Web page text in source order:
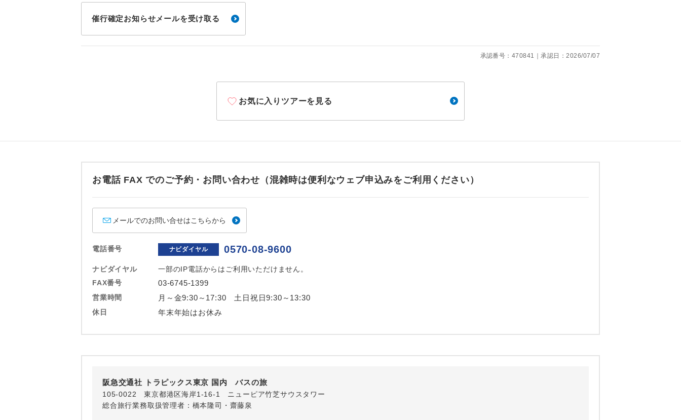
催行確定お知らせメールを受け取る
承認番号：470841｜承認日：2026/07/07
お気に入りツアーを見る
お電話 FAX でのご予約・お問い合わせ（混雑時は便利なウェブ申込みをご利用ください）
メールでのお問い合せはこちらから
電話番号 ナビダイヤル 0570-08-9600
ナビダイヤル
一部のIP電話からはご利用いただけません。
FAX番号
03-6745-1399
営業時間 月～金9:30～17:30 土日祝日9:30～13:30
休日 年末年始はお休み
阪急交通社 トラピックス東京 国内 バスの旅
105-0022 東京都港区海岸1-16-1 ニューピア竹芝サウスタワー
総合旅行業務取扱管理者：橋本隆司・齋藤泉
1名様催行
2名様催行
おひとり様参加限定 おひとり様限定でご参加いただけるコースです。
女性限定
年齢制限あり ご参加にあたり年齢に制限があるコースです。
利用航空会社が指定なので、ご出発の計画にとても便利で
す。
ホテル指定 ご紹介するホテルを指定したコースです。
おひとり様バス2席利用